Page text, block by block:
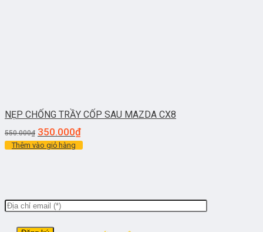
NẸP CHỐNG TRẦY CỐP SAU MAZDA CX8
550.000₫ 350.000₫
Thêm vào giỏ hàng